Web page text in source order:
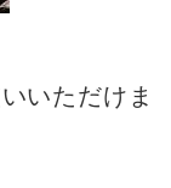
いただけま